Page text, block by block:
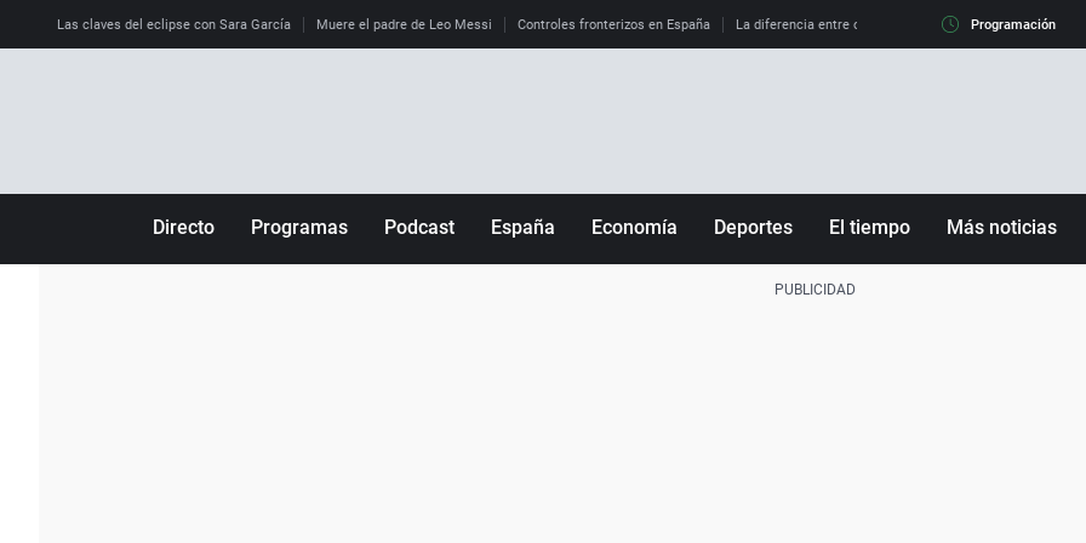
Las claves del eclipse con Sara García Muere el padre de Leo Messi Controles fronterizos en España La diferencia entre observar el eclipse al 99% y al 100%
Programación
Directo Programas Podcast España Economía Deportes El tiempo Más noticias